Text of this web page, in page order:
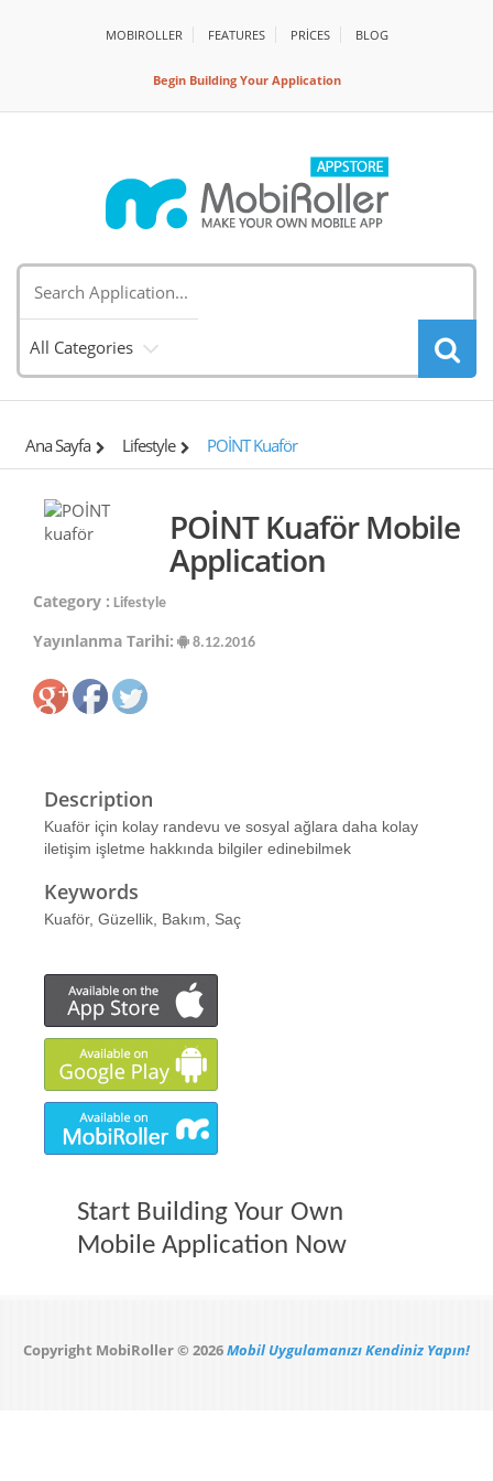
MOBIROLLER FEATURES PRİCES BLOG
Begin Building Your Application
All Categories
Ana Sayfa Lifestyle POİNT Kuaför
POİNT Kuaför Mobile
Application
Category : Lifestyle
Yayınlanma Tarihi: 8.12.2016
Description
Kuaför için kolay randevu ve sosyal ağlara daha kolay
iletişim işletme hakkında bilgiler edinebilmek
Keywords
Kuaför, Güzellik, Bakım, Saç
Start Building Your Own
Mobile Application Now
Copyright MobiRoller © 2026Mobil Uygulamanızı Kendiniz Yapın!